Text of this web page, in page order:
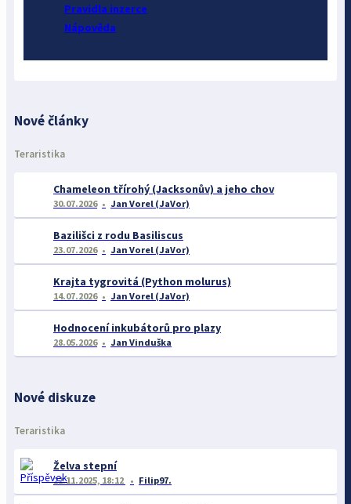
Pravidla inzerce
Nápověda
Nové články
Teraristika
Chameleon třírohý (Jacksonův) a jeho chov
30.07.2026 Jan Vorel (JaVor)
Bazilišci z rodu Basiliscus
23.07.2026 Jan Vorel (JaVor)
Krajta tygrovitá (Python molurus)
14.07.2026 Jan Vorel (JaVor)
Hodnocení inkubátorů pro plazy
28.05.2026 Jan Vinduška
Nové diskuze
Teraristika
Želva stepní
22.11.2025, 18:12 Filip97.